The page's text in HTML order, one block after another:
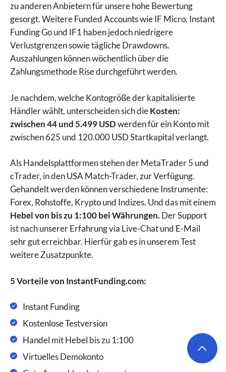
zu anderen Anbietern für unsere hohe Bewertung
gesorgt. Weitere Funded Accounts wie IF Micro, Instant
Funding Go und IF1 haben jedoch niedrigere
Verlustgrenzen sowie tägliche Drawdowns.
Auszahlungen können wöchentlich über die
Zahlungsmethode Rise durchgeführt werden.
Je nachdem, welche Kontogröße der kapitalisierte
Händler wählt, unterscheiden sich dieKosten:
zwischen 44 und 5.499 USDwerden für ein Konto mit
zwischen 625 und 120.000 USD Startkapital verlangt.
Als Handelsplattformen stehen der MetaTrader 5 und
cTrader, in den USA Match-Trader, zur Verfügung.
Gehandelt werden können verschiedene Instrumente:
Forex, Rohstoffe, Krypto und Indizes. Und das mit einem
Hebel von bis zu 1:100 bei Währungen.Der Support
ist nach unserer Erfahrung via Live-Chat und E-Mail
sehr gut erreichbar. Hierfür gab es in unserem Test
weitere Zusatzpunkte.
5 Vorteile von InstantFunding.com:
Instant Funding
Kostenlose Testversion
Handel mit Hebel bis zu 1:100
Virtuelles Demokonto